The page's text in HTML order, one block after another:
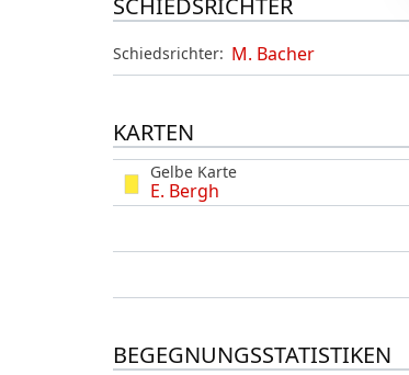
SCHIEDSRICHTER
Schiedsrichter: M. Bacher
KARTEN
Gelbe Karte
E. Bergh
BEGEGNUNGSSTATISTIKEN